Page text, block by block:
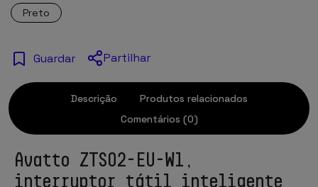
Preto
Guardar Partilhar
Descrição
Produtos relacionados
Comentários (0)
Avatto ZTS02-EU-W1,
interruptor tátil inteligente